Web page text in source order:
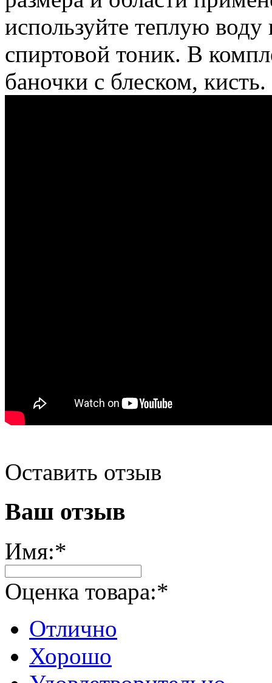
используйте теплую
спиртовой тоник. В
баночки с блеском, кисть.
Оставить отзыв
Ваш отзыв
Имя:*
Оценка товара:*
Отлично
Хорошо